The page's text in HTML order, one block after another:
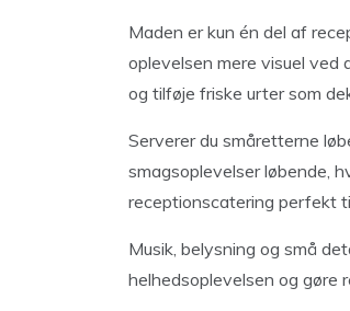
Maden er kun én del af
oplevelsen mere visuel ved
og tilføje friske urter som
Serverer du småretterne
smagsoplevelser løbende,
receptionscatering perfekt
Musik, belysning og små
helhedsoplevelsen og gøre